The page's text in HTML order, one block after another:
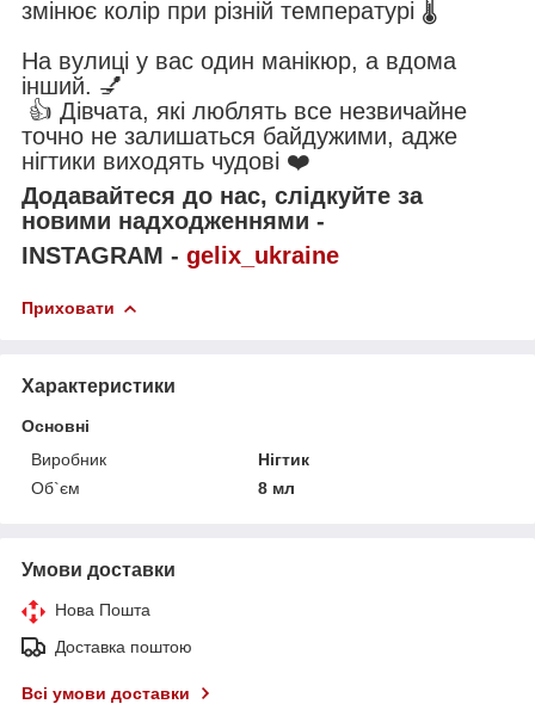
змінює колір при різній температурі 🌡
На вулиці у вас один манікюр, а вдома
інший. 💅
👍 Дівчата, які люблять все незвичайне
точно не залишаться байдужими, адже
нігтики виходять чудові ❤️
Додавайтеся до нас, слідкуйте за
новими надходженнями -
INSTAGRAM - gelix_ukraine
Приховати
Характеристики
Основні
Виробник
Нігтик
Об`єм
8 мл
Умови доставки
Нова Пошта
Доставка поштою
Всі умови доставки